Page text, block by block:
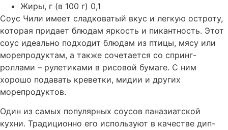
Жиры, г (в 100 г) 0,1
Соус Чили имеет сладковатый вкус и легкую остроту,
которая придает блюдам яркость и пикантность. Этот
соус идеально подходит блюдам из птицы, мясу или
морепродуктам, а также сочетается со спринг-
роллами – рулетиками в рисовой бумаге. С ним
хорошо подавать креветки, мидии и других
морепродуктов.
Один из самых популярных соусов паназиатской
кухни. Традиционно его используют в качестве дип-